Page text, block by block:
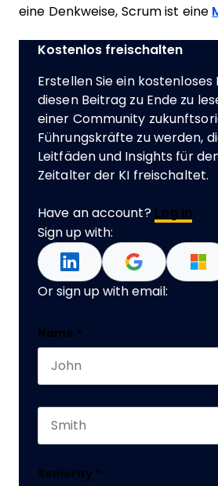
eine Denkweise, Scrum ist eine
Kostenlos freischalten
Erstellen Sie ein kostenloses
diesen Beitrag zu Ende zu
einer Community
Führungskräfte zu werden,
Leitfäden und Insights für
Zeitalter der KI freischaltet.
Have an account? Log In
Sign up with:
Or sign up with email:
Company
Name *
Seniority *